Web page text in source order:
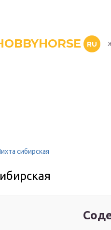
RU
сибирская